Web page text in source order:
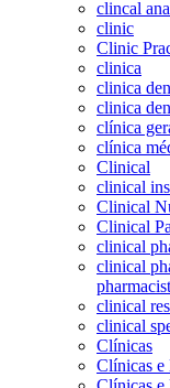
clincal
clinic
Clinic
clinica
clinica
clinica
clínica
clínica
Clinical
clinical
Clinical
Clinical
clinical
clinical
clinical
clinical
Clínicas
Clínicas e